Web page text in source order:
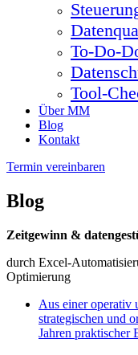
To-Do-
Tool-
Über MM
Blog
Kontakt
Termin vereinbaren
Blog
Zeitgewinn &
durch Excel-
Optimierung
Aus einer operativ
strategischen und
Jahren praktischer